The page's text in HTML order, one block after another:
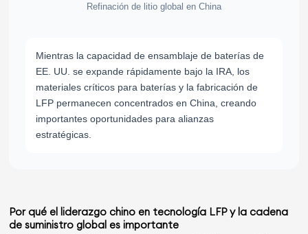
Refinación de litio global en China
Mientras la capacidad de ensamblaje de baterías de
EE. UU. se expande rápidamente bajo la IRA, los
materiales críticos para baterías y la fabricación de
LFP permanecen concentrados en China, creando
importantes oportunidades para alianzas
estratégicas.
Por qué el liderazgo chino en tecnología LFP y la cadena
de suministro global es importante